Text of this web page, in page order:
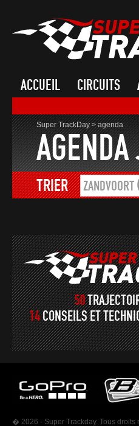
ACCUEIL CIRCUITS
Super TrackDay>agenda
TRIER ZANDVOORT
50
14CONSEILS ET
� 2026 - Super Trackday. Tous